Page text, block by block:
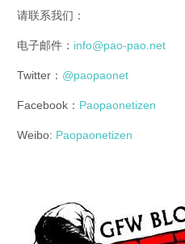
请联系我们：
电子邮件： info@pao-pao.net
Twitter： @paopaonet
Facebook： Paopaonetizen
Weibo: Paopaonetizen
gfw_blog_small.jpg